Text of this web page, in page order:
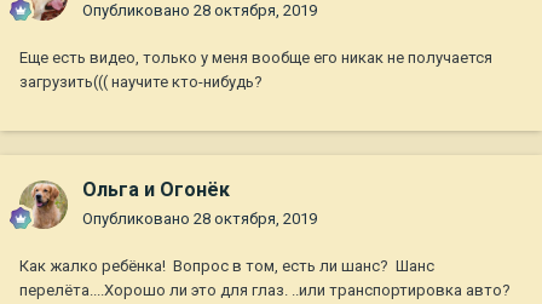
Опубликовано 28 октября, 2019
Еще есть видео, только у меня вообще его никак не получается
загрузить((( научите кто-нибудь?
Ольга и Огонёк
Опубликовано 28 октября, 2019
Как жалко ребёнка! Вопрос в том, есть ли шанс? Шанс
перелёта....Хорошо ли это для глаз. ..или транспортировка авто?